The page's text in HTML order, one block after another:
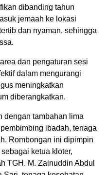
dibanding tahun
jemaah ke lokasi
dan nyaman, sehingga
dan pengaturan sesi
dalam mengurangi
meningkatkan
diberangkatkan.
dengan tambahan lima
ibadah, tenaga
Rombongan ini dipimpin
ketua kloter,
TGH. M. Zainuddin Abdul